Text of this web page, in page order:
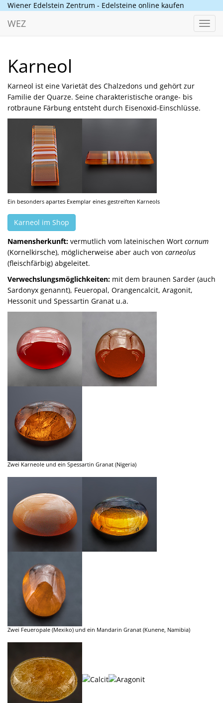
Wiener Edelstein Zentrum - Edelsteine online kaufen
WEZ
Karneol
Karneol ist eine Varietät des Chalzedons und gehört zur
Familie der Quarze. Seine charakteristische orange- bis
rotbraune Färbung entsteht durch Eisenoxid-Einschlüsse.
Ein besonders apartes Exemplar eines gestreiften Karneols
Karneol im Shop
Namensherkunft: vermutlich vom lateinischen Wort cornum
(Kornelkirsche), möglicherweise aber auch von carneolus
(fleischfärbig) abgeleitet.
Verwechslungsmöglichkeiten: mit dem braunen Sarder (auch
Sardonyx genannt), Feueropal, Orangencalcit, Aragonit,
Hessonit und Spessartin Granat u.a.
Zwei Karneole und ein Spessartin Granat (Nigeria)
Zwei Feueropale (Mexiko) und ein Mandarin Granat (Kunene, Namibia)